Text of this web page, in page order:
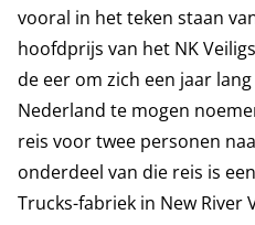
vooral in het teken staan
hoofdprijs van het NK
de eer om zich een jaar
Nederland te mogen
reis voor twee personen
onderdeel van die reis is
Trucks-fabriek in New River